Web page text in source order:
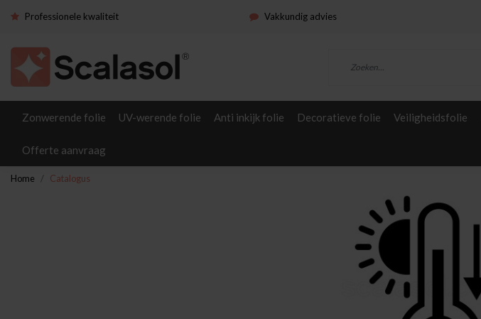
Professionele kwaliteit Vakkundig advies
Zonwerende folie UV-werende folie Anti inkijk folie Decoratieve folie Veiligheidsfolie
Offerte aanvraag
Home Catalogus